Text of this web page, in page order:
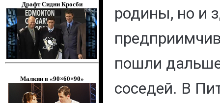
Драфт Сидни Кросби
Малкин в «90×60×90»
родины, но и
пошли
соседей. В